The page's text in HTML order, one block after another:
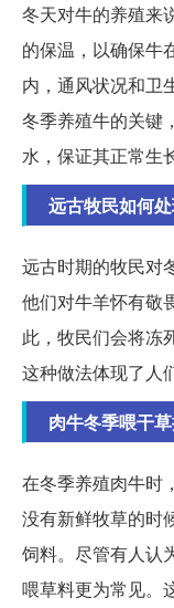
冬天对牛的养殖来
的保温，以确保牛
内，通风状况和卫
冬季养殖牛的关键
水，保证其正常生
远古牧民如何
远古时期的牧民对
他们对牛羊怀有敬
此，牧民们会将冻
这种做法体现了人
肉牛冬季喂干
在冬季养殖肉牛时
没有新鲜牧草的时
饲料。尽管有人认
喂草料更为常见。